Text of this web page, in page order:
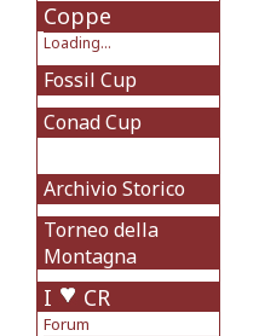
Coppe
Loading...
Fossil Cup
Conad Cup
Archivio Storico
Torneo della
Montagna
I CR
Forum